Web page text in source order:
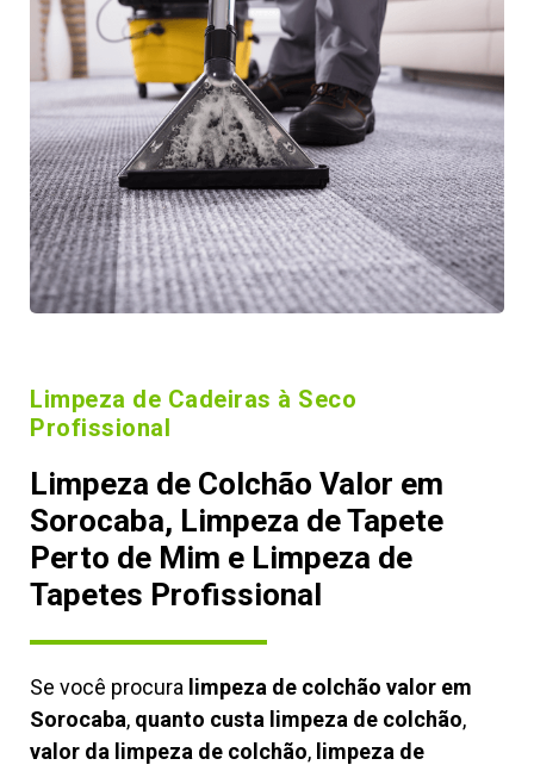
Limpeza de Cadeiras à Seco
Profissional
Limpeza de Colchão Valor em
Sorocaba, Limpeza de Tapete
Perto de Mim e Limpeza de
Tapetes Profissional
Se você procura limpeza de colchão valor em
Sorocaba, quanto custa limpeza de colchão,
valor da limpeza de colchão, limpeza de